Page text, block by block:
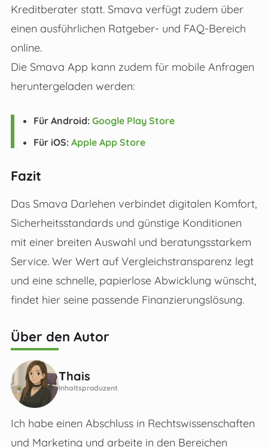
Kreditberater statt. Smava verfügt zudem über
einen ausführlichen Ratgeber- und FAQ-Bereich
online.
Die Smava App kann zudem für mobile Anfragen
heruntergeladen werden:
Für Android: Google Play Store
Für iOS: Apple App Store
Fazit
Das Smava Darlehen verbindet digitalen Komfort,
Sicherheitsstandards und günstige Konditionen
mit einer breiten Auswahl und beratungsstarkem
Service. Wer Wert auf Vergleichstransparenz legt
und eine schnelle, papierlose Abwicklung wünscht,
findet hier seine passende Finanzierungslösung.
Über den Autor
Thais
Inhaltsproduzent
Ich habe einen Abschluss in Rechtswissenschaften
und Marketing und arbeite in den Bereichen